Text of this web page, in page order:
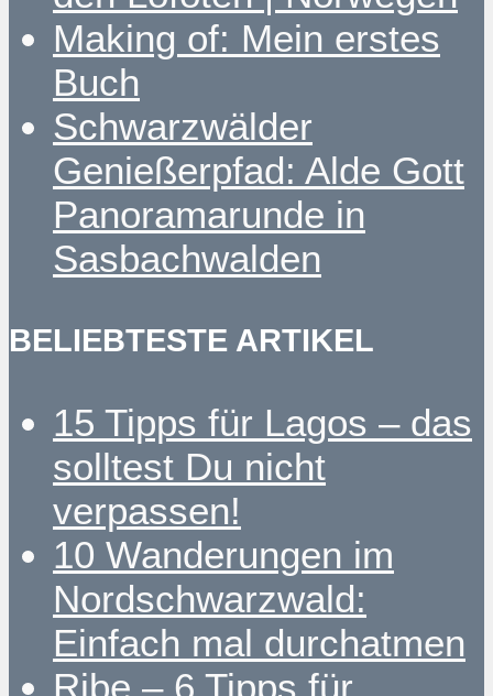
Making of: Mein erstes
Buch
Schwarzwälder
Genießerpfad: Alde Gott
Panoramarunde in
Sasbachwalden
BELIEBTESTE ARTIKEL
15 Tipps für Lagos – das
solltest Du nicht
verpassen!
10 Wanderungen im
Nordschwarzwald:
Einfach mal durchatmen
Ribe – 6 Tipps für